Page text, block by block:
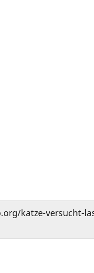
katze-versucht-